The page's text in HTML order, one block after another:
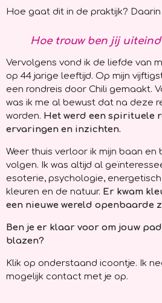
Hoe gaat dit in de praktijk?
Hoe trouw ben jij
Vervolgens vond ik de liefde van
op 44 jarige leeftijd. Op mijn
een rondreis door Chili gemaakt.
was ik me al bewust dat na deze
worden. Het werd een spirituele
ervaringen en inzichten.
Weer thuis verloor ik mijn baan en
volgen. Ik was altijd al
esoterie, psychologie,
kleuren en de natuur. Er kwam
een nieuwe wereld openbaarde
Ben je er klaar voor om jouw
blazen?
Klik op onderstaand icoontje. Ik
mogelijk contact met je op.